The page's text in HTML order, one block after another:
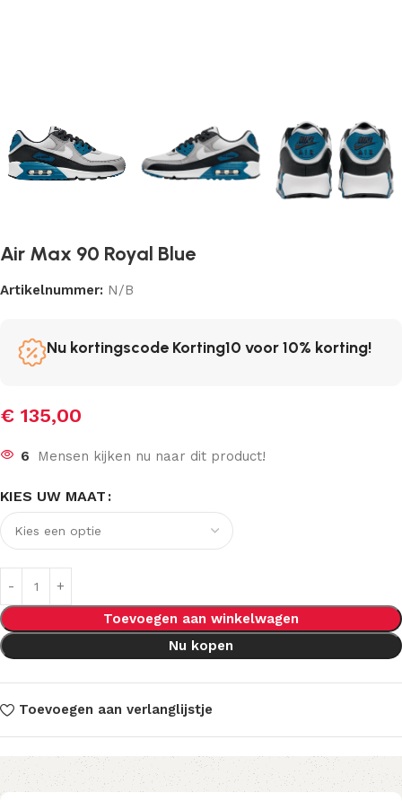
Air Max 90 Royal Blue
Artikelnummer: N/B
Nu kortingscode Korting10 voor 10% korting!
€ 135,00
6 Mensen kijken nu naar dit product!
KIES UW MAAT
Toevoegen aan winkelwagen
Nu kopen
Toevoegen aan verlanglijstje